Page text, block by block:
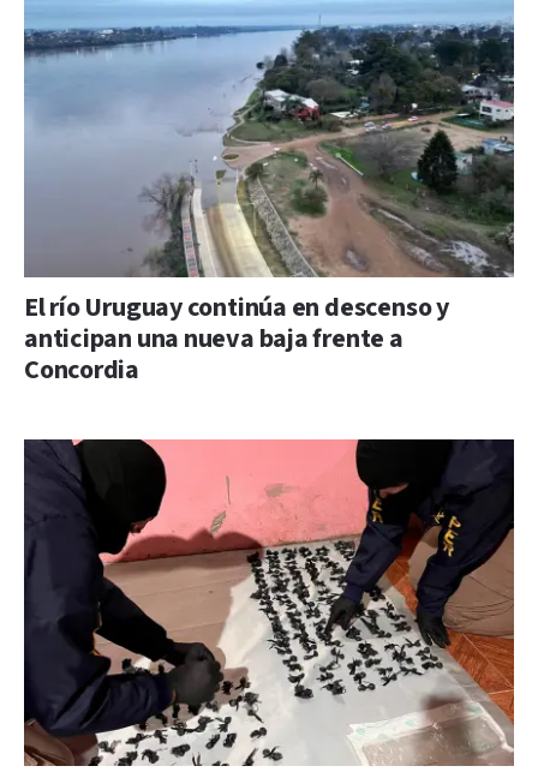
El río Uruguay continúa en descenso y
anticipan una nueva baja frente a
Concordia